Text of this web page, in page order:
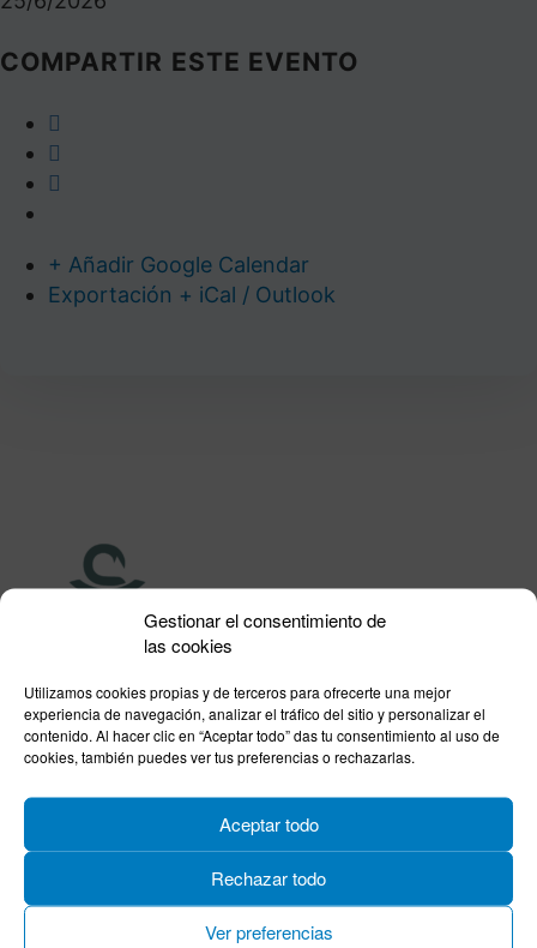
Gestionar el consentimiento de
las cookies
Utilizamos cookies propias y de terceros para ofrecerte una mejor
experiencia de navegación, analizar el tráfico del sitio y personalizar el
contenido. Al hacer clic en “Aceptar todo” das tu consentimiento al uso de
cookies, también puedes ver tus preferencias o rechazarlas.
Aceptar todo
Rechazar todo
Ver preferencias
COMPARTIR ESTE EVENTO
+ Añadir Google Calendar
Exportación + iCal / Outlook
Calle Isabel la Católica, 22
11004 Cádiz
Correo:cofcadiz@redfarma.org
Horario de lunes a jueves:
Mañanas: 09:00-14:00